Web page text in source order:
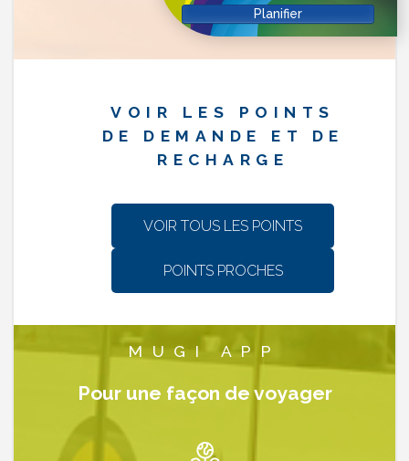
VOIR LES POINTS
DE DEMANDE ET DE
RECHARGE
VOIR TOUS LES POINTS
POINTS PROCHES
MUGI APP
Pour une façon de voyager